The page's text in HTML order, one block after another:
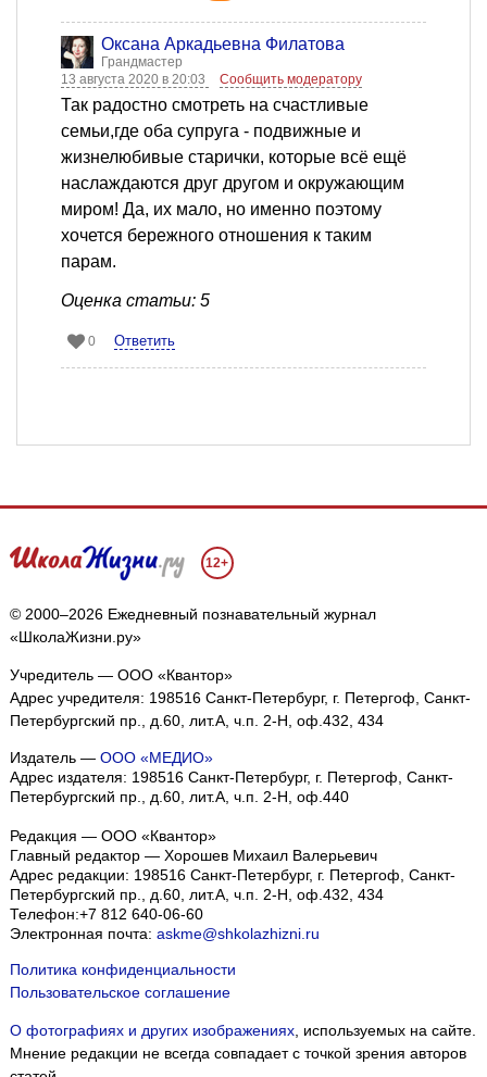
Оксана Аркадьевна Филатова
Грандмастер
13 августа 2020 в 20:03
Сообщить модератору
Так радостно смотреть на счастливые
семьи,где оба супруга - подвижные и
жизнелюбивые старички, которые всё ещё
наслаждаются друг другом и окружающим
миром! Да, их мало, но именно поэтому
хочется бережного отношения к таким
парам.
Оценка статьи: 5
0 Ответить
12+
© 2000–2026 Ежедневный познавательный журнал
«ШколаЖизни.ру»
Учредитель — ООО «Квантор»
Адрес учредителя: 198516 Санкт-Петербург, г. Петергоф, Санкт-
Петербургский пр., д.60, лит.А, ч.п. 2-Н, оф.432, 434
Издатель — ООО «МЕДИО»
Адрес издателя: 198516 Санкт-Петербург, г. Петергоф, Санкт-
Петербургский пр., д.60, лит.А, ч.п. 2-Н, оф.440
Редакция — ООО «Квантор»
Главный редактор — Хорошев Михаил Валерьевич
Адрес редакции: 198516 Санкт-Петербург, г. Петергоф, Санкт-
Петербургский пр., д.60, лит.А, ч.п. 2-Н, оф.432, 434
Телефон:+7 812 640-06-60
Электронная почта: askme@shkolazhizni.ru
Политика конфиденциальности
Пользовательское соглашение
О фотографиях и других изображениях, используемых на сайте.
Мнение редакции не всегда совпадает с точкой зрения авторов